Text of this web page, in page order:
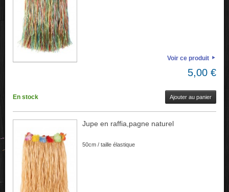
Voir ce produit
5,00 €
En stock Ajouter au panier
Jupe en raffia,pagne naturel
50cm / taille élastique